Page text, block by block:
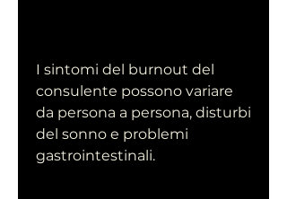
I sintomi del burnout del
consulente possono variare
da persona a persona, disturbi
del sonno e problemi
gastrointestinali.